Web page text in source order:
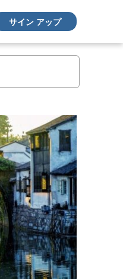
サイン アップ